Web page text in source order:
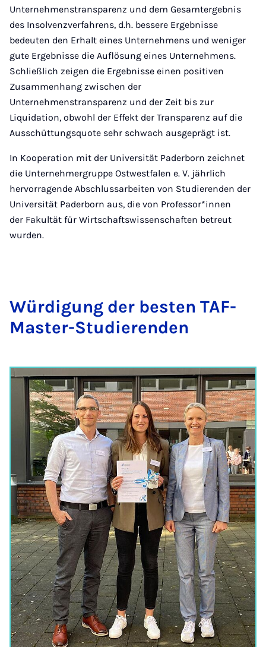
Unternehmenstransparenz und dem Gesamtergebnis
des Insolvenzverfahrens, d.h. bessere Ergebnisse
bedeuten den Erhalt eines Unternehmens und weniger
gute Ergebnisse die Auflösung eines Unternehmens.
Schließlich zeigen die Ergebnisse einen positiven
Zusammenhang zwischen der
Unternehmenstransparenz und der Zeit bis zur
Liquidation, obwohl der Effekt der Transparenz auf die
Ausschüttungsquote sehr schwach ausgeprägt ist.
In Kooperation mit der Universität Paderborn zeichnet
die Unternehmergruppe Ostwestfalen e. V. jährlich
hervorragende Abschlussarbeiten von Studierenden der
Universität Paderborn aus, die von Professor*innen
der Fakultät für Wirtschaftswissenschaften betreut
wurden.
Wür­di­gung der bes­ten TAF-
Mas­ter-Stu­die­ren­den